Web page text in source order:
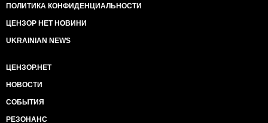
Отака особиста історія із сьогоднішньої Бучі...
ПОЛИТИКА КОНФИДЕНЦИАЛЬНОСТИ
ЦЕНЗОР НЕТ НОВИНИ
UKRAINIAN NEWS
ЦЕНЗОР.НЕТ
НОВОСТИ
СОБЫТИЯ
РЕЗОНАНС